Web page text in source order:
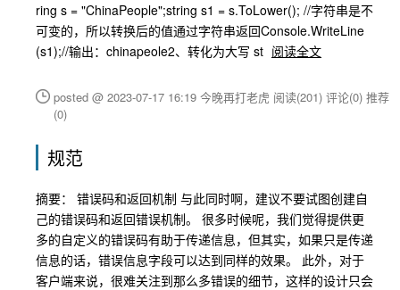
ring s = "ChinaPeople";string s1 = s.ToLower(); //字符串是不
可变的，所以转换后的值通过字符串返回Console.WriteLine
(s1);//输出：chinapeole2、转化为大写 st 阅读全文
posted @ 2023-07-17 16:19 今晚再打老虎 阅读(201) 评论(0) 推荐
(0)
规范
摘要： 错误码和返回机制 与此同时啊，建议不要试图创建自
己的错误码和返回错误机制。 很多时候呢，我们觉得提供更
多的自定义的错误码有助于传递信息，但其实，如果只是传递
信息的话，错误信息字段可以达到同样的效果。 此外，对于
客户端来说，很难关注到那么多错误的细节，这样的设计只会